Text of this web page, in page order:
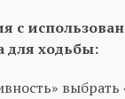
с
для ходьбы:
выбрать